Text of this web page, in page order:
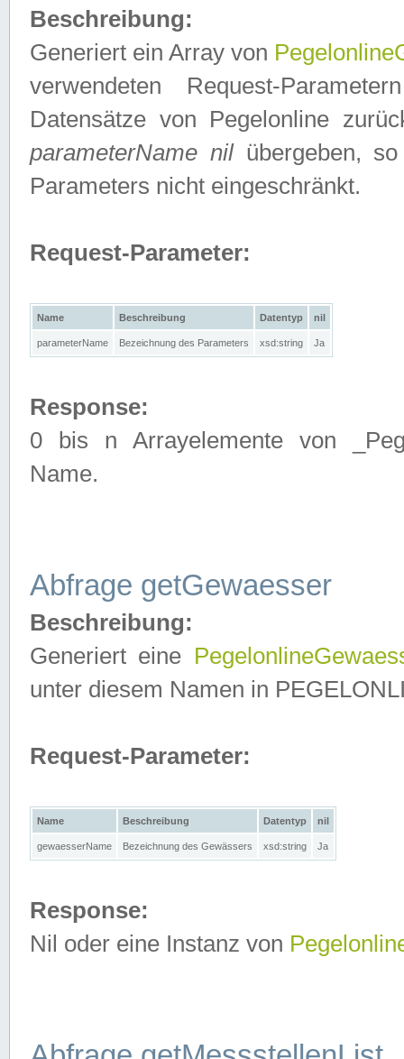
Beschreibung:
Generiert ein Array von
verwendeten Request-
Datensätze von Pegelonline
parameterName nilübergeben, so
Parameters nicht eingeschränkt.
Request-Parameter:
Name Beschreibung Datentyp nil
parameterName Bezeichnung des Parameters xsd:string Ja
Response:
0 bis n Arrayelemente von
Name.
Abfrage getGewaesser
Beschreibung:
Generiert eine
unter diesem Namen in
Request-Parameter:
Name Beschreibung Datentyp nil
gewaesserName Bezeichnung des Gewässers xsd:string Ja
Response:
Nil oder eine Instanz von